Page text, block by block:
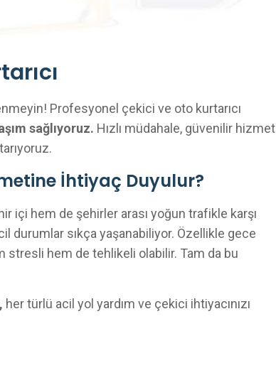
Profesyonel çekici ve oto kurtarıcı
sağlıyoruz. Hızlı müdahale, güvenilir hizmet
İhtiyaç Duyulur?
içi hem de şehirler arası yoğun trafikle karşı
durumlar sıkça yaşanabiliyor. Özellikle gece
stresli hem de tehlikeli olabilir. Tam da bu
her türlü acil yol yardım ve çekici ihtiyacınızı